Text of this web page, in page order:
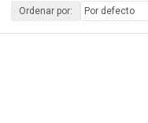
Ordenar por: